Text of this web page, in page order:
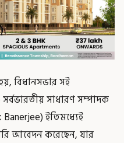
বিধানসভার সই
সাধারণ সম্পাদক
ইতিমধ্যেই
আবেদন করেছেন, যার